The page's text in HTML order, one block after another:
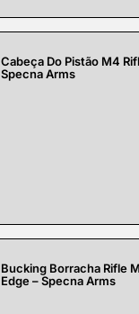
Cabeça Do Pistão M4
Specna Arms
Bucking Borracha Rifle
Edge – Specna Arms